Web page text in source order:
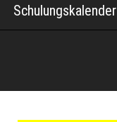
Schulungskalender